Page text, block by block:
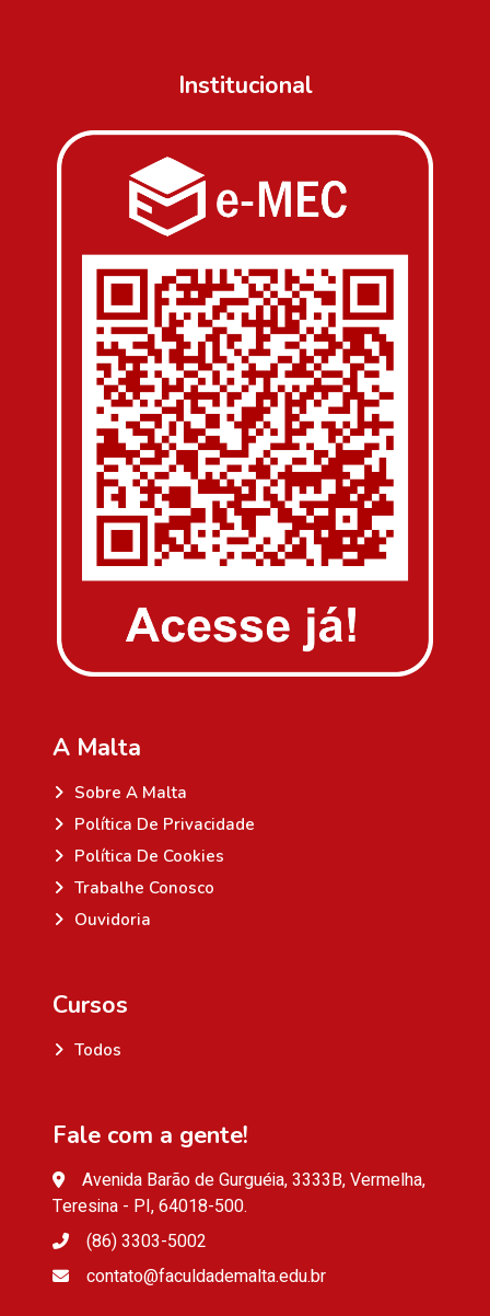
Institucional
A Malta
Sobre A Malta
Política De Privacidade
Política De Cookies
Trabalhe Conosco
Ouvidoria
Cursos
Todos
Fale com a gente!
Avenida Barão de Gurguéia, 3333B, Vermelha,
Teresina - PI, 64018-500.
(86) 3303-5002
contato@faculdademalta.edu.br